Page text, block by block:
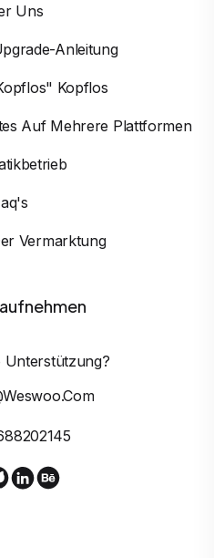
Uns
Anleitung
Kopflos
Auf Mehrere Plattformen
Vermarktung
Unterstützung?